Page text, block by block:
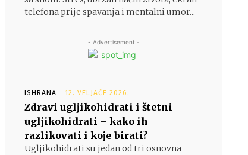
telefona prije spavanja i mentalni umor...
- Advertisement -
ISHRANA 12. VELJAČE 2026.
Zdravi ugljikohidrati i štetni
ugljikohidrati – kako ih
razlikovati i koje birati?
Ugljikohidrati su jedan od tri osnovna